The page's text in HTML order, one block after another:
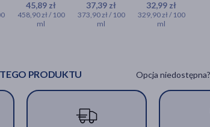
45,89 zł
458,90 zł / 100
ml
37,39 zł
373,90 zł / 100
ml
32,99 zł
329,90 zł / 100
ml
PRODUKTU Opcja niedostępna?